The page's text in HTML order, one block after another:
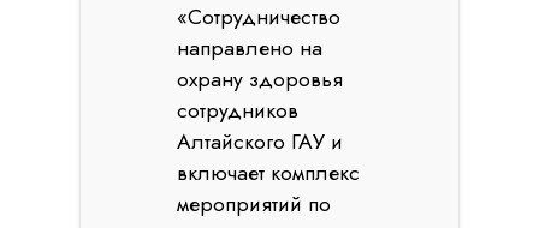
«Сотрудничество
направлено на
охрану здоровья
сотрудников
Алтайского ГАУ и
включает комплекс
мероприятий по